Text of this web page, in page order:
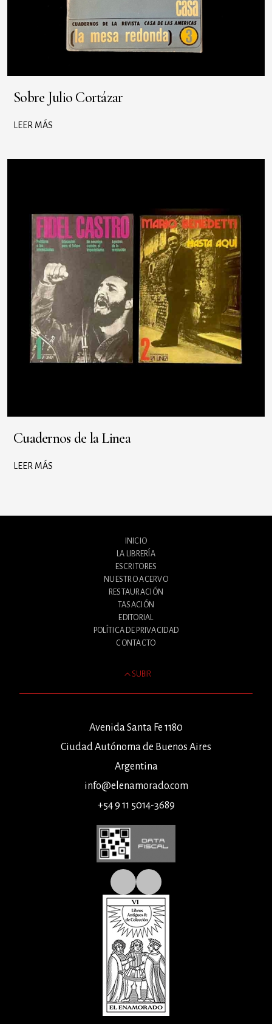
Sobre Julio Cortázar
LEER MÁS
Cuadernos de la Linea
LEER MÁS
INICIO
LA LIBRERÍA
ESCRITORES
NUESTRO ACERVO
RESTAURACIÓN
TASACIÓN
EDITORIAL
POLÍTICA DE PRIVACIDAD
CONTACTO
SUBIR
Avenida Santa Fe 1180
Ciudad Autónoma de Buenos Aires
Argentina
info@elenamorado.com
+54 9 11 5014-3689